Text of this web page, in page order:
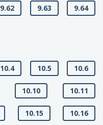
9.62 9.63 9.64
10.4 10.5 10.6
10.10 10.11
10.15 10.16